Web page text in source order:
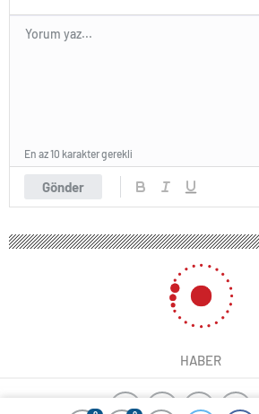
Gönder
En az 10 karakter gerekli
HABER